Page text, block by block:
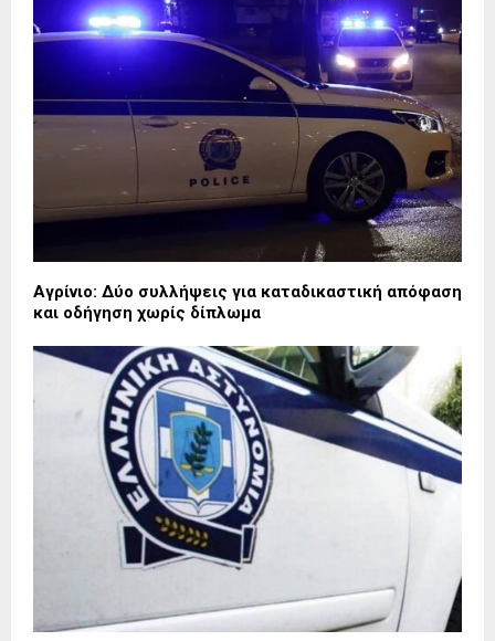
Αγρίνιο: Δύο συλλήψεις για καταδικαστική απόφαση
και οδήγηση χωρίς δίπλωμα